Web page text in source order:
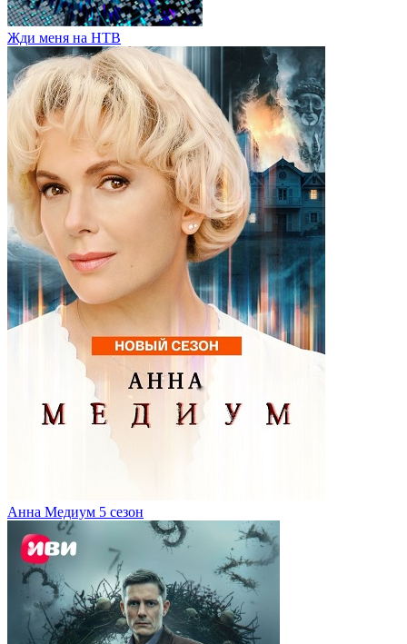
Жди меня на НТВ
Анна Медиум 5 сезон